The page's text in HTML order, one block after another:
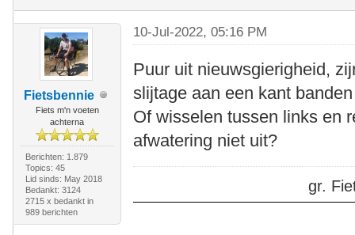
Fietsbennie
Fiets m'n voeten
achterna
Berichten: 1.879
Topics: 45
Lid sinds: May 2018
Bedankt: 3124
2715 x bedankt in
989 berichten
10-Jul-2022, 05:16 PM
Puur uit nieuwsgierigheid,
slijtage aan een kant
Of wisselen tussen links en
afwatering niet uit?
gr.